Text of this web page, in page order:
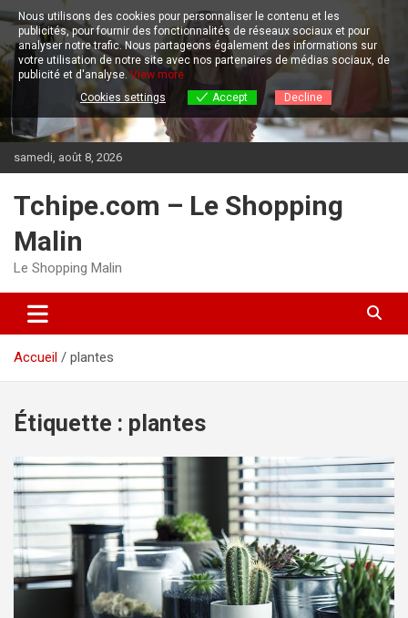
Aller
au
contenu
samedi, août 8, 2026
Tchipe.com – Le Shopping
Malin
Le Shopping Malin
Accueil plantes
Étiquette : plantes
Nous utilisons des cookies pour personnaliser le contenu et les
publicités, pour fournir des fonctionnalités de réseaux sociaux et pour
analyser notre trafic.Nous partageons également des informations sur
votre utilisation de notre site avec nos partenaires de médias sociaux, de
publicité et d'analyse. View more
Cookies settings
Accept Decline